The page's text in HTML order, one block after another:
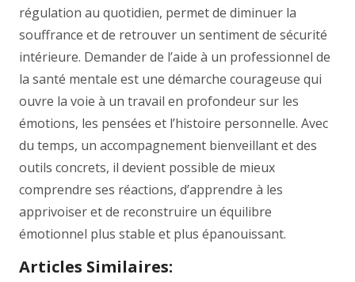
régulation au quotidien, permet de diminuer la
souffrance et de retrouver un sentiment de sécurité
intérieure. Demander de l’aide à un professionnel de
la santé mentale est une démarche courageuse qui
ouvre la voie à un travail en profondeur sur les
émotions, les pensées et l’histoire personnelle. Avec
du temps, un accompagnement bienveillant et des
outils concrets, il devient possible de mieux
comprendre ses réactions, d’apprendre à les
apprivoiser et de reconstruire un équilibre
émotionnel plus stable et plus épanouissant.
Articles Similaires: